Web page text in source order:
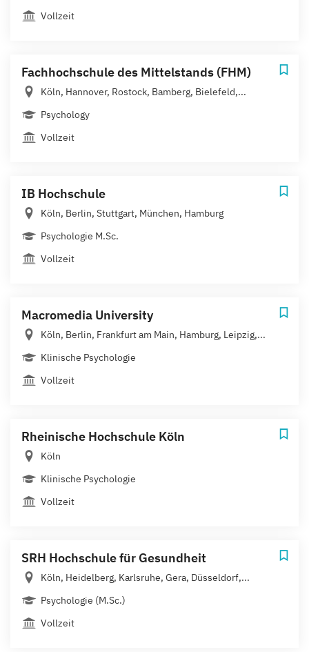
Vollzeit
Fachhochschule des Mittelstands (FHM)
Köln, Hannover, Rostock, Bamberg, Bielefeld,...
Psychology
Vollzeit
IB Hochschule
Köln, Berlin, Stuttgart, München, Hamburg
Psychologie M.Sc.
Vollzeit
Macromedia University
Köln, Berlin, Frankfurt am Main, Hamburg, Leipzig,...
Klinische Psychologie
Vollzeit
Rheinische Hochschule Köln
Köln
Klinische Psychologie
Vollzeit
SRH Hochschule für Gesundheit
Köln, Heidelberg, Karlsruhe, Gera, Düsseldorf,...
Psychologie (M.Sc.)
Vollzeit